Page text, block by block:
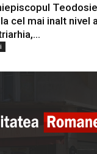
cel mai inalt nivel